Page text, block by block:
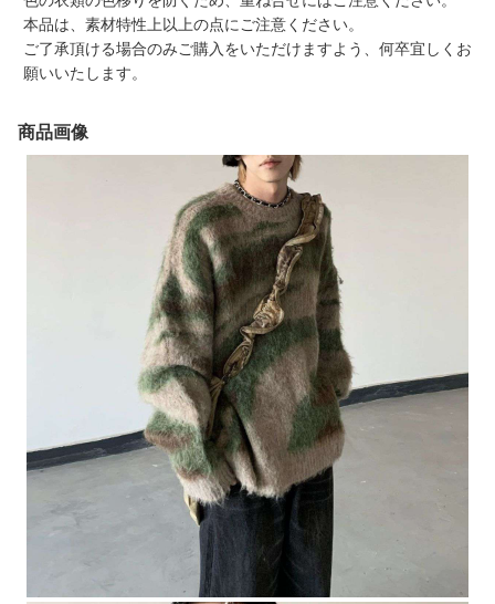
本品は、素材特性上以上の点にご注意ください。
ご了承頂ける場合のみご購入をいただけますよう、何卒宜しくお
願いいたします。
商品画像